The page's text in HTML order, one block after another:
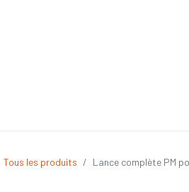
Tous les produits Lance complète PM